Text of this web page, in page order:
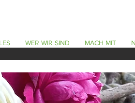
WER WIR SIND MACH MIT